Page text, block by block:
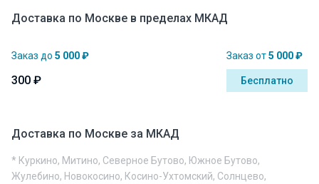
Доставка по Москве в пределах МКАД
Заказ до 5 000 ₽
300 ₽
Заказ от5 000 ₽
Бесплатно
Доставка по Москве за МКАД
* Куркино, Митино, Северное Бутово, Южное Бутово,
Жулебино, Новокосино, Косино-Ухтомский, Солнцево,